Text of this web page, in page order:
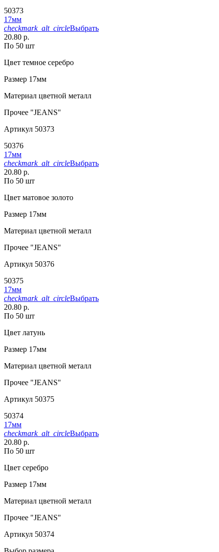
50373
17мм
checkmark_alt_circleВыбрать
20.80 р.
По 50 шт
Цвет темное серебро
Размер 17мм
Материал цветной металл
Прочее "JEANS"
Артикул 50373
50376
17мм
checkmark_alt_circleВыбрать
20.80 р.
По 50 шт
Цвет матовое золото
Размер 17мм
Материал цветной металл
Прочее "JEANS"
Артикул 50376
50375
17мм
checkmark_alt_circleВыбрать
20.80 р.
По 50 шт
Цвет латунь
Размер 17мм
Материал цветной металл
Прочее "JEANS"
Артикул 50375
50374
17мм
checkmark_alt_circleВыбрать
20.80 р.
По 50 шт
Цвет серебро
Размер 17мм
Материал цветной металл
Прочее "JEANS"
Артикул 50374